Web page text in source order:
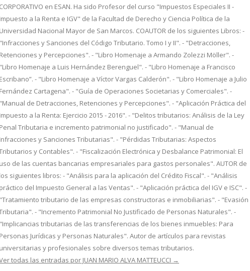
CORPORATIVO en ESAN. Ha sido Profesor del curso "Impuestos Especiales II -
Impuesto a la Renta e IGV" de la Facultad de Derecho y Ciencia Política de la
Universidad Nacional Mayor de San Marcos. COAUTOR de los siguientes Libros: -
"Infracciones y Sanciones del Código Tributario. Tomo I y II". - "Detracciones,
Retenciones y Percepciones". - "Libro Homenaje a Armando Zolezzi Möller". -
"Libro Homenaje a Luis Hernández Berenguel". - "Libro Homenaje a Francisco
Escribano”. - "Libro Homenaje a Víctor Vargas Calderón". - "Libro Homenaje a Julio
Fernández Cartagena". - "Guía de Operaciones Societarias y Comerciales". -
"Manual de Detracciones, Retenciones y Percepciones". - "Aplicación Práctica del
Impuesto a la Renta: Ejercicio 2015 - 2016". - "Delitos tributarios: Análisis de la Ley
Penal Tributaria e incremento patrimonial no justificado". - "Manual de
Infracciones y Sanciones Tributarias". - "Pérdidas Tributarias: Aspectos
y Contables". - "Fiscalización Electrónica y Desbalance Patrimonial: El
uso de las cuentas bancarias empresariales para gastos personales". AUTOR de
los siguientes libros: - "Análisis para la aplicación del Crédito Fiscal". - "Análisis
práctico del Impuesto General a las Ventas". - "Aplicación práctica del IGV e ISC". -
"Tratamiento tributario de las empresas constructoras e inmobiliarias". - "Evasión
- "Incremento Patrimonial No Justificado de Personas Naturales". -
"Implicancias tributarias de las transferencias de los bienes inmuebles: Para
Personas Jurídicas y Personas Naturales". Autor de artículos para revistas
universitarias y profesionales sobre diversos temas tributarios.
todas las entradas por JUAN MARIO ALVA MATTEUCCI →